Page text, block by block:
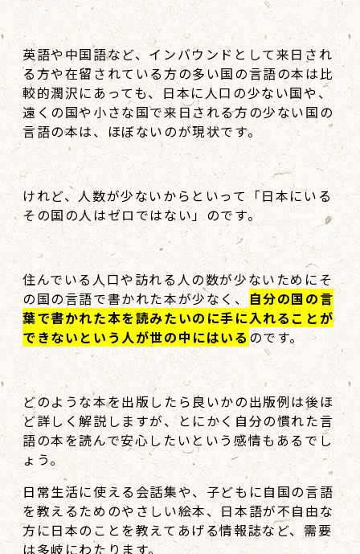
英語や中国語など、インバウンドとして来日され
る方や在留されている方の多い国の言語の本は比
較的潤沢にあっても、日本に人口の少ない国や、
遠くの国や小さな国で来日される方の少ない国の
言語の本は、ほぼないのが現状です。
けれど、人数が少ないからといって「日本にいる
その国の人はゼロではない」のです。
住んでいる人口や訪れる人の数が少ないためにそ
の国の言語で書かれた本が少なく、
自分の国の言
葉で書かれた本を読みたいのに手に入れることが
できないという人が世の中にはいるのです。
どのような本を出版したら良いかの出版例は後ほ
ど詳しく解説しますが、とにかく自分の慣れた言
語の本を読んで安心したいという感情もあるでし
ょう。
日常生活に使える会話集や、子どもに自国の言語
を教えるためのやさしい絵本、日本語が不自由な
方に日本のことを教えてあげる情報誌など、需要
は多岐にわたります。